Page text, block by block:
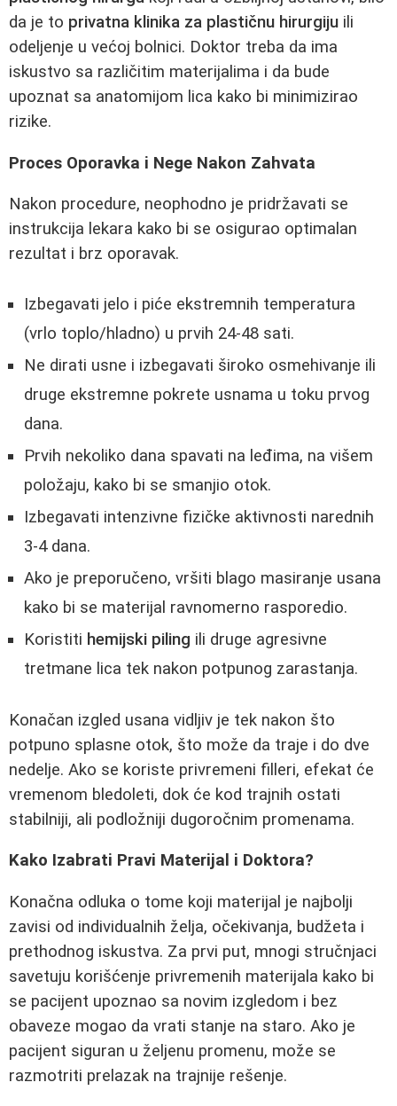
da je to privatna klinika za plastičnu hirurgiju ili
odeljenje u većoj bolnici. Doktor treba da ima
iskustvo sa različitim materijalima i da bude
upoznat sa anatomijom lica kako bi minimizirao
rizike.
Proces Oporavka i Nege Nakon Zahvata
Nakon procedure, neophodno je pridržavati se
instrukcija lekara kako bi se osigurao optimalan
rezultat i brz oporavak.
Izbegavati jelo i piće ekstremnih temperatura
(vrlo toplo/hladno) u prvih 24-48 sati.
Ne dirati usne i izbegavati široko osmehivanje ili
druge ekstremne pokrete usnama u toku prvog
dana.
Prvih nekoliko dana spavati na leđima, na višem
položaju, kako bi se smanjio otok.
Izbegavati intenzivne fizičke aktivnosti narednih
3-4 dana.
Ako je preporučeno, vršiti blago masiranje usana
kako bi se materijal ravnomerno rasporedio.
Koristiti hemijski piling ili druge agresivne
tretmane lica tek nakon potpunog zarastanja.
Konačan izgled usana vidljiv je tek nakon što
potpuno splasne otok, što može da traje i do dve
nedelje. Ako se koriste privremeni filleri, efekat će
vremenom bledoleti, dok će kod trajnih ostati
stabilniji, ali podložniji dugoročnim promenama.
Kako Izabrati Pravi Materijal i Doktora?
Konačna odluka o tome koji materijal je najbolji
zavisi od individualnih želja, očekivanja, budžeta i
prethodnog iskustva. Za prvi put, mnogi stručnjaci
savetuju korišćenje privremenih materijala kako bi
se pacijent upoznao sa novim izgledom i bez
obaveze mogao da vrati stanje na staro. Ako je
pacijent siguran u željenu promenu, može se
razmotriti prelazak na trajnije rešenje.